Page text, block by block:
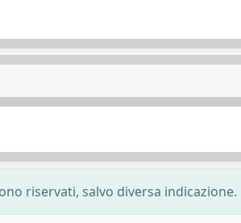
riservati, salvo diversa indicazione.